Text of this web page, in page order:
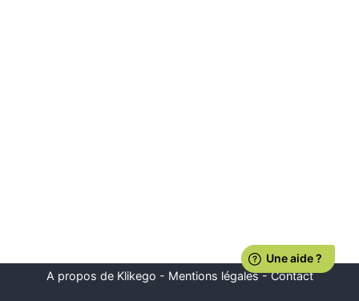
A propos de Klikego - Mentions légales-Contact